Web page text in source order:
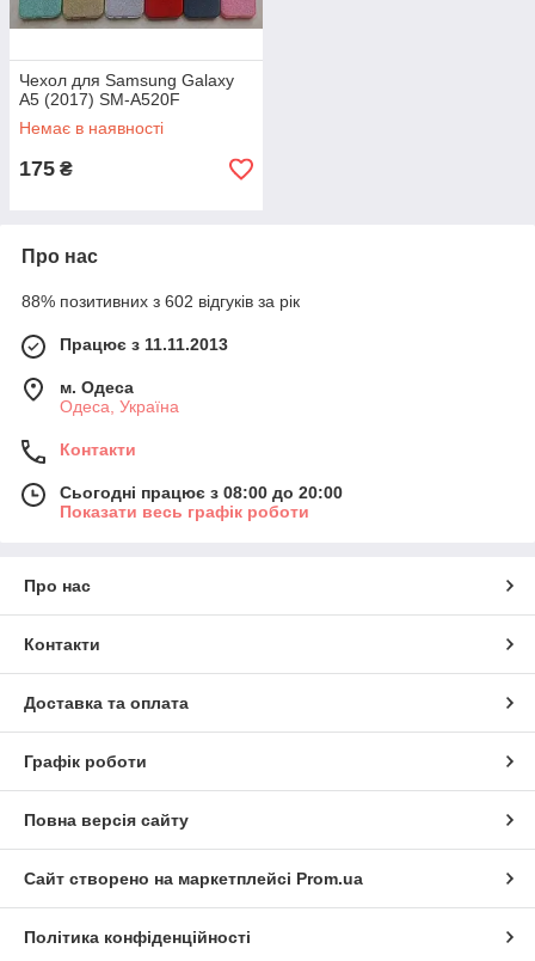
Чехол для Samsung Galaxy
A5 (2017) SM-A520F
Немає в наявності
175 ₴
Про нас
88% позитивних з 602 відгуків за рік
Працює з 11.11.2013
м. Одеса
Одеса, Україна
Контакти
Сьогодні працює з 08:00 до 20:00
Показати весь графік роботи
Про нас
Контакти
Доставка та оплата
Графік роботи
Повна версія сайту
Сайт створено на маркетплейсі Prom.ua
Політика конфіденційності